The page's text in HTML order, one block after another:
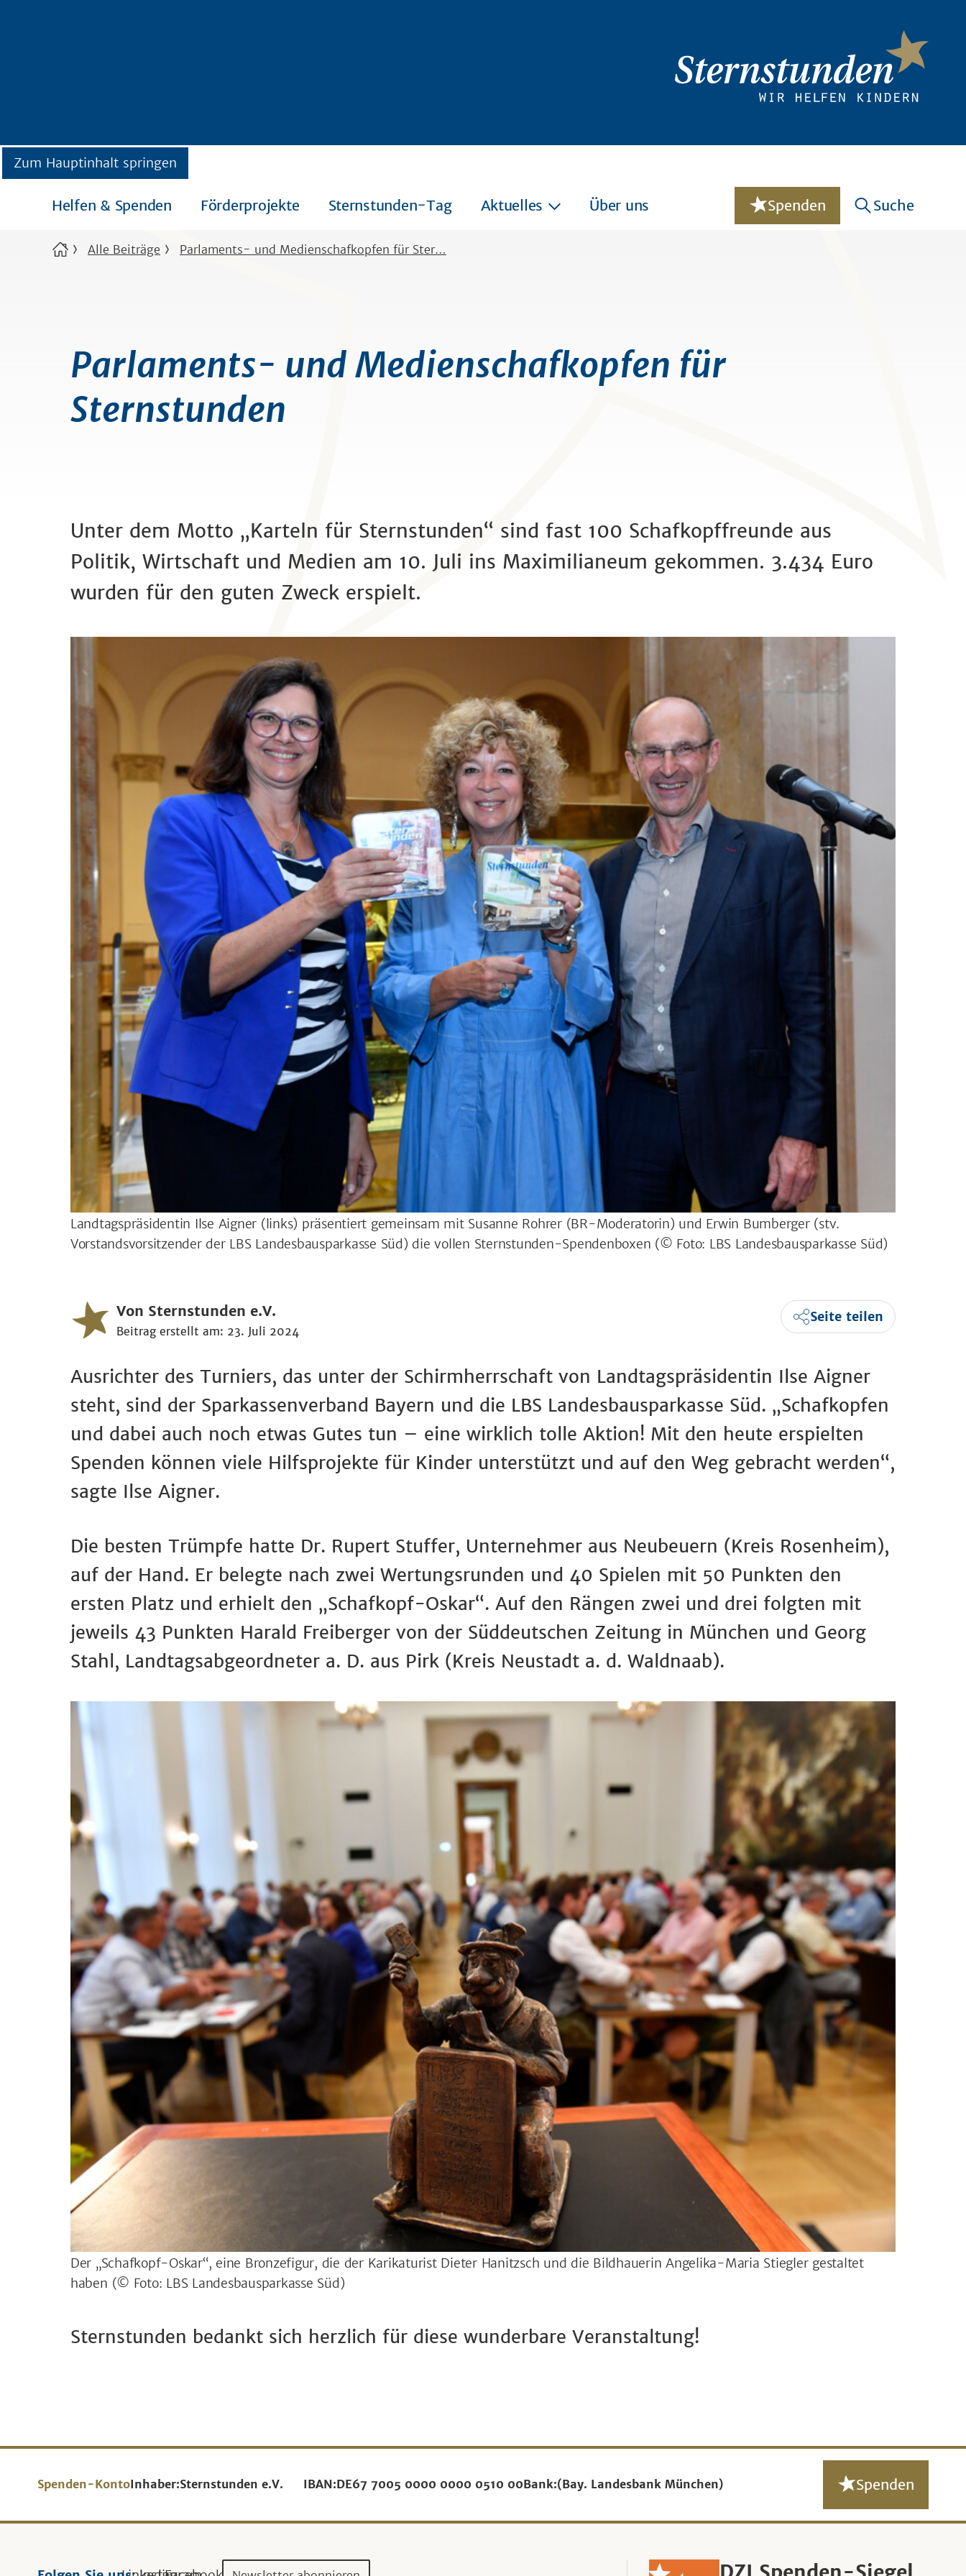
Zum Hauptinhalt springen
Helfen & Spenden Förderprojekte Sternstunden-Tag Aktuelles Über uns Spenden Suche
Alle Beiträge Parlaments- und Medienschafkopfen für Ster…
Parlaments- und Medienschafkopfen für
Sternstunden
Unter dem Motto „Karteln für Sternstunden“ sind fast 100 Schafkopffreunde aus
Politik, Wirtschaft und Medien am 10. Juli ins Maximilianeum gekommen. 3.434 Euro
wurden für den guten Zweck erspielt.
Landtagspräsidentin Ilse Aigner (links) präsentiert gemeinsam mit Susanne Rohrer (BR-Moderatorin) und Erwin Bumberger (stv.
Vorstandsvorsitzender der LBS Landesbausparkasse Süd) die vollen Sternstunden-Spendenboxen (© Foto: LBS Landesbausparkasse Süd)
Von Sternstunden e.V.
Beitrag erstellt am: 23. Juli 2024
Seite teilen
Ausrichter des Turniers, das unter der Schirmherrschaft von Landtagspräsidentin Ilse Aigner
steht, sind der Sparkassenverband Bayern und die LBS Landesbausparkasse Süd. „Schafkopfen
und dabei auch noch etwas Gutes tun – eine wirklich tolle Aktion! Mit den heute erspielten
Spenden können viele Hilfsprojekte für Kinder unterstützt und auf den Weg gebracht werden“,
sagte Ilse Aigner.
Die besten Trümpfe hatte Dr. Rupert Stuffer, Unternehmer aus Neubeuern (Kreis Rosenheim),
auf der Hand. Er belegte nach zwei Wertungsrunden und 40 Spielen mit 50 Punkten den
ersten Platz und erhielt den „Schafkopf-Oskar“. Auf den Rängen zwei und drei folgten mit
jeweils 43 Punkten Harald Freiberger von der Süddeutschen Zeitung in München und Georg
Stahl, Landtagsabgeordneter a. D. aus Pirk (Kreis Neustadt a. d. Waldnaab).
Der „Schafkopf-Oskar“, eine Bronzefigur, die der Karikaturist Dieter Hanitzsch und die Bildhauerin Angelika-Maria Stiegler gestaltet
haben (© Foto: LBS Landesbausparkasse Süd)
Sternstunden bedankt sich herzlich für diese wunderbare Veranstaltung!
Spenden-KontoInhaber:Sternstunden e.V. IBAN:DE67 7005 0000 0000 0510 00Bank:(Bay. Landesbank München) Spenden